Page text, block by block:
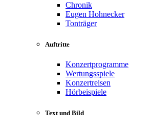
Chronik
Eugen Hohnecker
Tonträger
Auftritte
Konzertprogramme
Wertungsspiele
Konzertreisen
Hörbeispiele
Text und Bild